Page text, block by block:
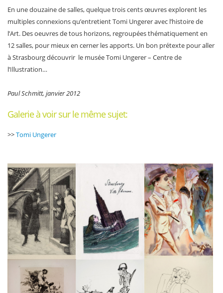
En une douzaine de salles, quelque trois cents œuvres explorent les
multiples connexions qu’entretient Tomi Ungerer avec l’histoire de
l’Art. Des oeuvres de tous horizons, regroupées thématiquement en
12 salles, pour mieux en cerner les apports. Un bon prétexte pour aller
à Strasbourg découvrir le musée Tomi Ungerer – Centre de
l’Illustration…
Paul Schmitt, janvier 2012
Galerie à voir sur le même sujet:
>>Tomi Ungerer